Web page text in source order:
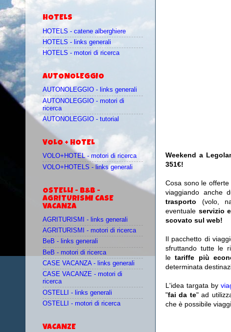
Weekend a
351€!
Cosa sono le offerte
viaggiando anche
trasporto (volo,
eventuale servizio
scovato sul web!
Il pacchetto di
sfruttando tutte le
le tariffe più
determinata
L'idea targata by
"fai da te" ad
che è possibile
HOTELS
HOTELS - catene alberghiere
HOTELS - links generali
HOTELS - motori di ricerca
AUTONOLEGGIO
AUTONOLEGGIO - links generali
AUTONOLEGGIO - motori di
ricerca
AUTONOLEGGIO - tutorial
VOLO + HOTEL
VOLO+HOTEL - motori di ricerca
VOLO+HOTELS - links generali
OSTELLI - B&B -
AGRITURISMI CASE
VACANZA
AGRITURISMI - links generali
AGRITURISMI - motori di ricerca
BeB - links generali
BeB - motori di ricerca
CASE VACANZA - links generali
CASE VACANZE - motori di
ricerca
OSTELLI - links generali
OSTELLI - motori di ricerca
VACANZE